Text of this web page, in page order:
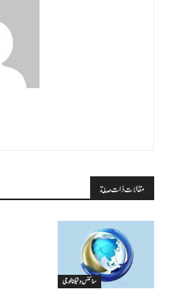
مقالات ذات صلة
سائنس وٹیکنالوجی